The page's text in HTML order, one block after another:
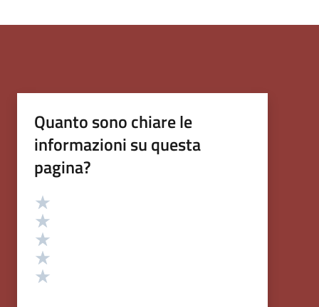
Quanto sono chiare le
informazioni su questa
pagina?
Valutazione